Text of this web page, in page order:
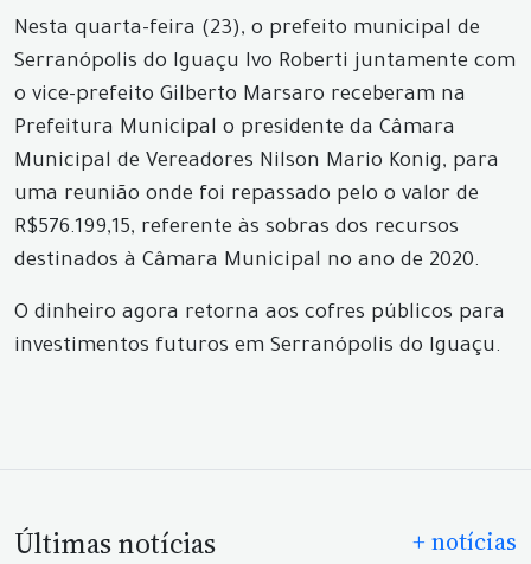
Nesta quarta-feira (23), o prefeito municipal de
Serranópolis do Iguaçu Ivo Roberti juntamente com
o vice-prefeito Gilberto Marsaro receberam na
Prefeitura Municipal o presidente da Câmara
Municipal de Vereadores Nilson Mario Konig, para
uma reunião onde foi repassado pelo o valor de
R$576.199,15, referente às sobras dos recursos
destinados à Câmara Municipal no ano de 2020.
O dinheiro agora retorna aos cofres públicos para
investimentos futuros em Serranópolis do Iguaçu.
Últimas notícias + notícias